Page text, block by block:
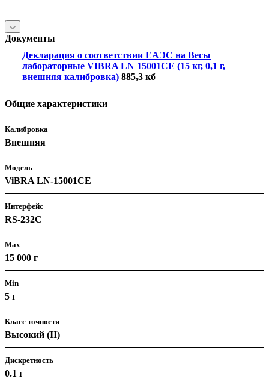
Документы
Декларация о соответствии ЕАЭС на Весы
лабораторные VIBRA LN 15001CE (15 кг, 0,1 г,
внешняя калибровка) 885,3 кб
Общие характеристики
Калибровка
Внешняя
Модель
ViBRA LN-15001CE
Интерфейс
RS-232C
Max
15 000 г
Min
5 г
Класс точности
Высокий (II)
Дискретность
0.1 г